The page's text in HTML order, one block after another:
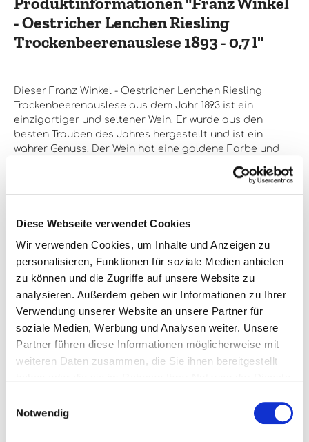
Diese Webseite verwendet Cookies
Wir verwenden Cookies, um Inhalte und Anzeigen zu
personalisieren, Funktionen für soziale Medien anbieten
zu können und die Zugriffe auf unsere Website zu
analysieren. Außerdem geben wir Informationen zu Ihrer
Verwendung unserer Website an unsere Partner für
soziale Medien, Werbung und Analysen weiter. Unsere
Partner führen diese Informationen möglicherweise mit
weiteren Daten zusammen, die Sie ihnen bereitgestellt
Notwendig
- Oestricher Lenchen Riesling
Trockenbeerenauslese 1893 - 0,7 l"
Dieser Franz Winkel - Oestricher Lenchen Riesling
Trockenbeerenauslese aus dem Jahr 1893 ist ein
einzigartiger und seltener Wein. Er wurde aus den
besten Trauben des Jahres hergestellt und ist ein
wahrer Genuss. Der Wein hat eine goldene Farbe und
ein komplexes Bouquet aus Aromen von Honig, Pfirsich,
Aprikose und Zitrusfrüchten. Am Gaumen ist er sehr süß
und reichhaltig, mit einer angenehmen Säure und einem
wahres Vergnügen und ein wahrer Genuss für jeden
Alkoholgehalt: n.a.%
Enthält Sulfite:
Farbe: weiß